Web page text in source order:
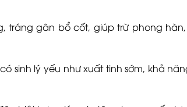
gân bổ cốt, giúp trừ phong
sinh lý yếu như xuất tinh sớm, khả